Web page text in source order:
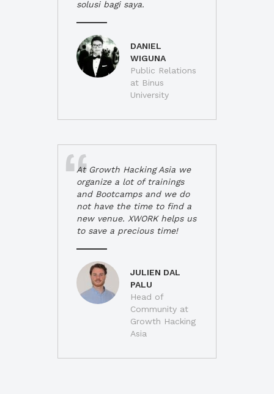
solusi bagi saya.
DANIEL
WIGUNA
Public Relations
at Binus
University
At Growth Hacking Asia we
organize a lot of trainings
and Bootcamps and we do
not have the time to find a
new venue. XWORK helps us
to save a precious time!
JULIEN DAL
PALU
Head of
Community at
Growth Hacking
Asia